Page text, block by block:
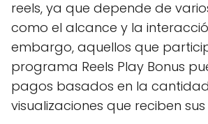
reels, ya que depende de
como el alcance y la
embargo, aquellos que
programa Reels Play Bonus
pagos basados en la
visualizaciones que reciben sus